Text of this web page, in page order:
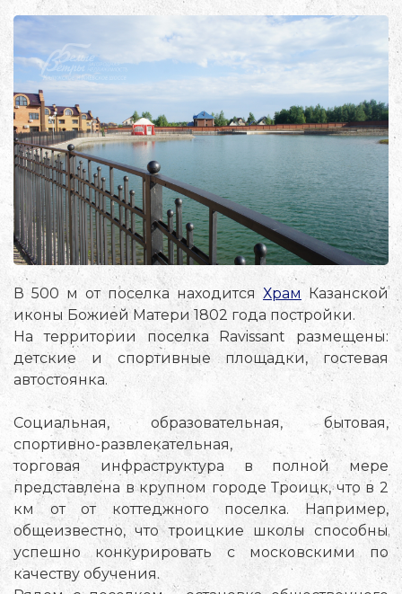
В 500 м от поселка находится Храм Казанской
иконы Божией Матери 1802 года постройки.
На территории поселка Ravissant размещены:
детские и спортивные площадки, гостевая
автостоянка.
Социальная, образовательная, бытовая,
спортивно-развлекательная,
торговая инфраструктура в полной мере
представлена в крупном городе Троицк, что в 2
км от от коттеджного поселка. Например,
общеизвестно, что троицкие школы способны
успешно конкурировать с московскими по
качеству обучения.